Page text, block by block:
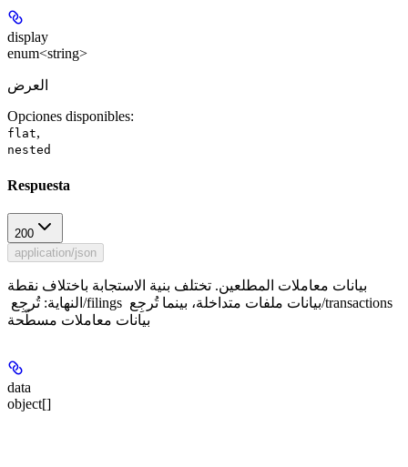
display
enum<string>
العرض
Opciones disponibles:
flat,
nested
Respuesta
200
application/json
بيانات معاملات المطلعين. تختلف بنية الاستجابة باختلاف نقطة
النهاية: تُرجِع ‏/filings بيانات ملفات متداخلة، بينما تُرجِع ‏/transactions
بيانات معاملات مسطّحة
data
object[]